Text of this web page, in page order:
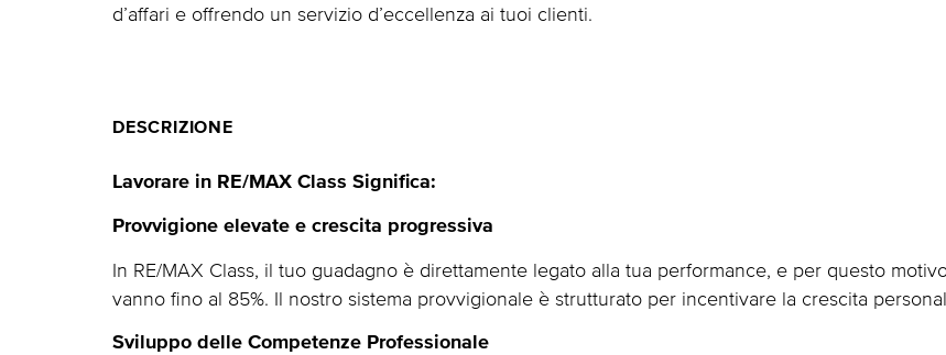
d’affari e offrendo un servizio d’eccellenza ai tuoi clienti.
DESCRIZIONE
Lavorare in RE/MAX Class Significa:
Provvigione elevate e crescita progressiva
In RE/MAX Class, il tuo guadagno è direttamente legato alla tua performance, e per questo
vanno fino al 85%. Il nostro sistema provvigionale è strutturato per incentivare la crescita
Sviluppo delle Competenze Professionale